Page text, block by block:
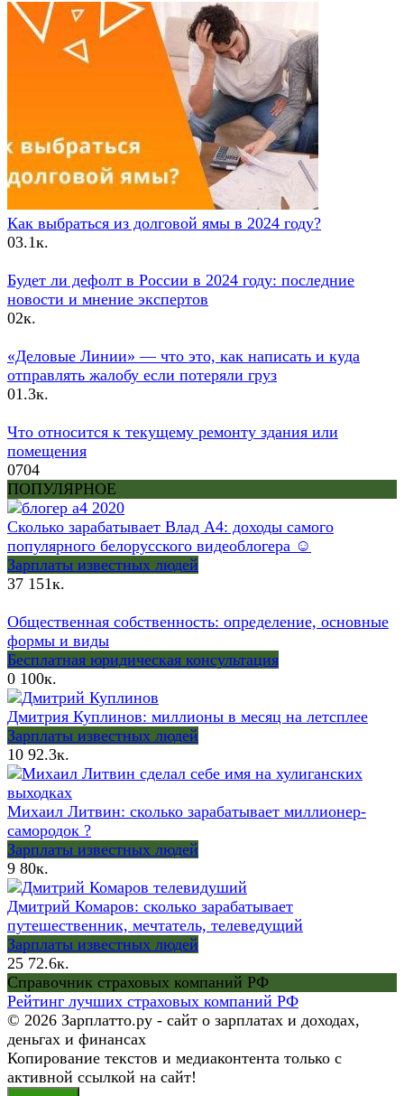
Как выбраться из долговой ямы в 2024 году?
03.1к.
Будет ли дефолт в России в 2024 году: последние
новости и мнение экспертов
02к.
«Деловые Линии» — что это, как написать и куда
отправлять жалобу если потеряли груз
01.3к.
Что относится к текущему ремонту здания или
помещения
0704
ПОПУЛЯРНОЕ
Сколько зарабатывает Влад А4: доходы самого
популярного белорусского видеоблогера ☺
Зарплаты известных людей
37 151к.
Общественная собственность: определение, основные
формы и виды
Бесплатная юридическая консультация
0 100к.
Дмитрия Куплинов: миллионы в месяц на летсплее
Зарплаты известных людей
10 92.3к.
Михаил Литвин: сколько зарабатывает миллионер-
самородок ?
Зарплаты известных людей
9 80к.
Дмитрий Комаров: сколько зарабатывает
путешественник, мечтатель, телеведущий
Зарплаты известных людей
25 72.6к.
Справочник страховых компаний РФ
Рейтинг лучших страховых компаний РФ
© 2026 Зарплатто.ру - сайт о зарплатах и доходах,
деньгах и финансах
Копирование текстов и медиаконтента только с
активной ссылкой на сайт!